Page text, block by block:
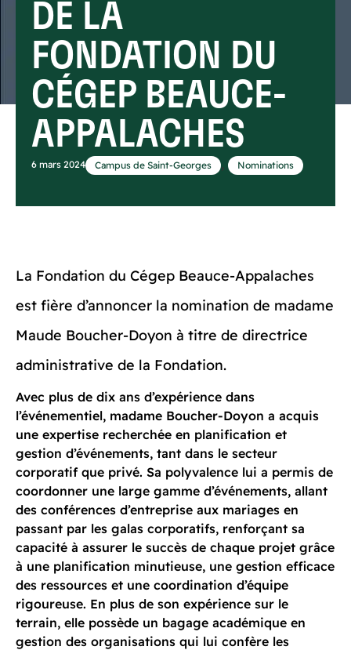
DE LA
FONDATION DU
CÉGEP BEAUCE-
APPALACHES
6 mars 2024 Campus de Saint-Georges , Nominations
La Fondation du Cégep Beauce-Appalaches
est fière d’annoncer la nomination de madame
Maude Boucher-Doyon à titre de directrice
administrative de la Fondation.
Avec plus de dix ans d’expérience dans
l’événementiel, madame Boucher-Doyon a acquis
une expertise recherchée en planification et
gestion d’événements, tant dans le secteur
corporatif que privé. Sa polyvalence lui a permis de
coordonner une large gamme d’événements, allant
des conférences d’entreprise aux mariages en
passant par les galas corporatifs, renforçant sa
capacité à assurer le succès de chaque projet grâce
à une planification minutieuse, une gestion efficace
des ressources et une coordination d’équipe
rigoureuse. En plus de son expérience sur le
terrain, elle possède un bagage académique en
gestion des organisations qui lui confère les